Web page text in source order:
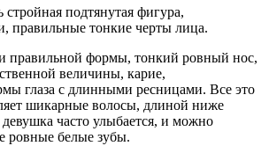
подтянутая фигура,
правильные тонкие черты лица.
правильной формы, тонкий ровный нос,
величины, карие,
глаза с длинными ресницами. Все это
шикарные волосы, длиной ниже
часто улыбается, и можно
ровные белые зубы.